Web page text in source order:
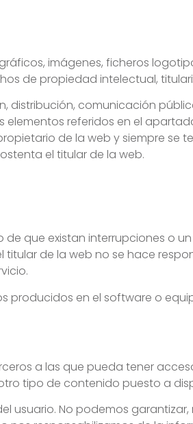
imágenes, ficheros
de propiedad intelectual,
comunicación
referidos en el
de la web y siempre se
el titular de la web.
que existan interrupciones o
de la web no se hace
producidos en el software o
a las que pueda tener
tipo de contenido puesto a
usuario. No podemos